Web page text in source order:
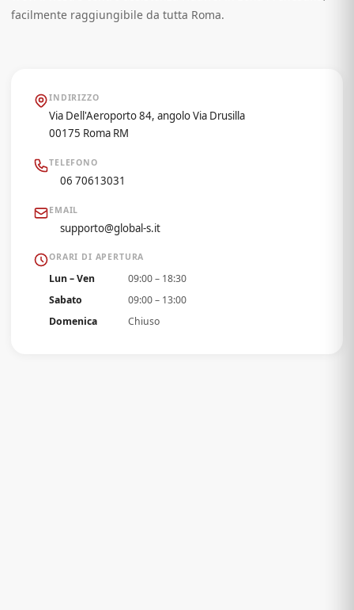
facilmente raggiungibile da tutta Roma.
INDIRIZZO
Via Dell'Aeroporto 84, angolo Via Drusilla
00175 Roma RM
TELEFONO
06 70613031
EMAIL
supporto@global-s.it
ORARI DI APERTURA
Lun – Ven
09:00 – 18:30
Sabato
09:00 – 13:00
Domenica
Chiuso